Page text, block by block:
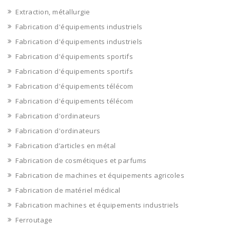
Extraction, métallurgie
Fabrication d'équipements industriels
Fabrication d'équipements industriels
Fabrication d'équipements sportifs
Fabrication d'équipements sportifs
Fabrication d'équipements télécom
Fabrication d'équipements télécom
Fabrication d'ordinateurs
Fabrication d'ordinateurs
Fabrication d’articles en métal
Fabrication de cosmétiques et parfums
Fabrication de machines et équipements agricoles
Fabrication de matériel médical
Fabrication machines et équipements industriels
Ferroutage